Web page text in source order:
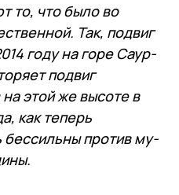
то, что было во
Так, подвиг
году на горе Саур-
подвиг
этой же высоте в
как теперь
бессильны против му­